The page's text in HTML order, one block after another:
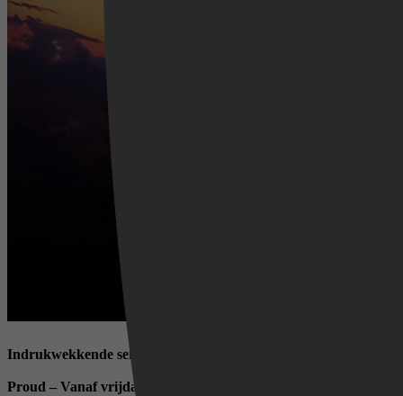
Indrukwekkende series en drama
Proud – Vanaf vrijdag 12 juni